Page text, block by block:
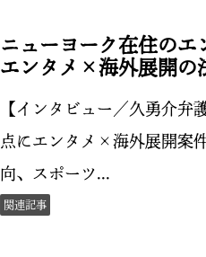
ニューヨーク在住の
エンタメ×海外展開の
【インタビュー／久勇介
点にエンタメ×海外展開案
向、スポーツ...
関連記事